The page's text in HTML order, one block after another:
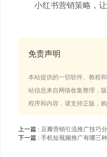
小红书营销策略，让
免责声明
本站提供的一切软件、教程
站信息来自网络收集整理，
程序和内容，请支持正版，
上一篇 : 豆瓣营销引流推广技巧
下一篇 : 手机短视频推广有哪三